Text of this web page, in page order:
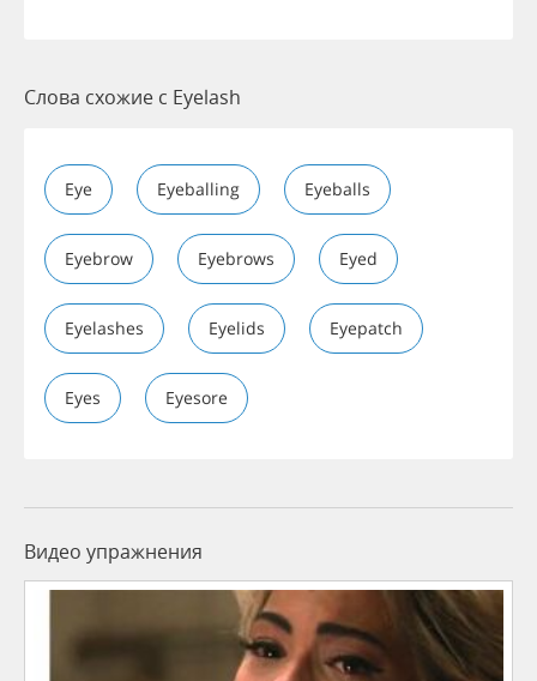
Слова схожие с Eyelash
Eye Eyeballing Eyeballs
Eyebrow Eyebrows Eyed
Eyelashes Eyelids Eyepatch
Eyes Eyesore
Видео упражнения